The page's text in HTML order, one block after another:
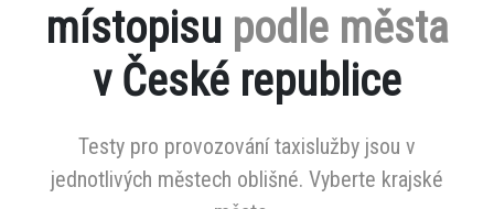
místopisu podle města
v České republice
Testy pro provozování taxislužby jsou v
jednotlivých městech oblišné. Vyberte krajské